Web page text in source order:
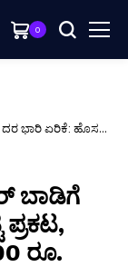
0
ದರ ಭಾರಿ ಏರಿಕೆ: ಹೊಸ
ಬಾಡಿಗೆ
ರೂ.